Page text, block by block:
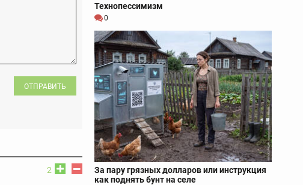
ОТПРАВИТЬ
2
Технопессимизм
0
За пару грязных долларов или инструкция
как поднять бунт на селе